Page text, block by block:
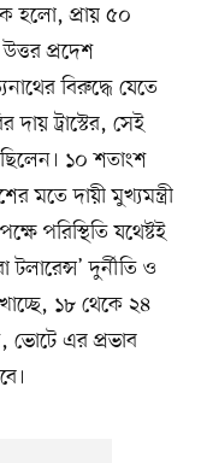
হলো, প্রায় ৫০
প্রদেশ
বিরুদ্ধে যেতে
ট্রাস্টের, সেই
১০ শতাংশ
মতে দায়ী মুখ্যমন্ত্রী
পরিস্থিতি যথেষ্টই
দুর্নীতি ও
১৮ থেকে ২৪
ভোটে এর প্রভাব